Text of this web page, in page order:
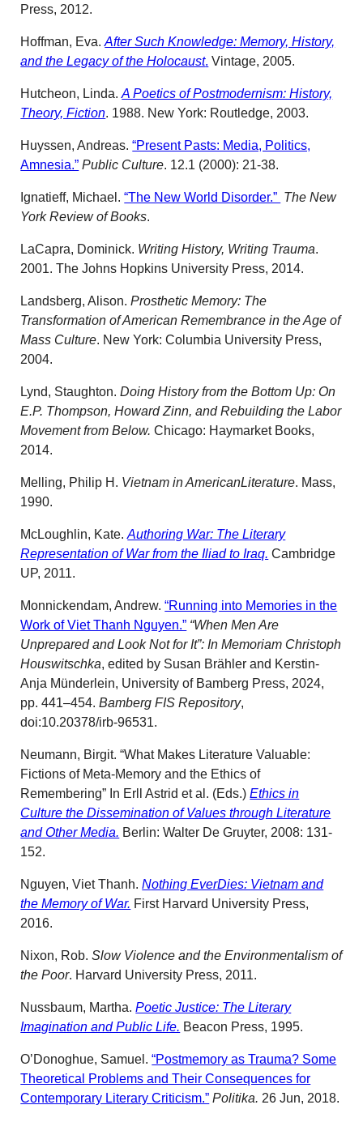
Press, 2012.
Hoffman, Eva.After Such Knowledge: Memory, History,
and the Legacy of the Holocaust. Vintage, 2005.
Hutcheon, Linda.A Poetics of Postmodernism: History,
Theory, Fiction. 1988. New York: Routledge, 2003.
Huyssen, Andreas.“Present Pasts: Media, Politics,
Amnesia.” Public Culture. 12.1 (2000): 21-38.
Ignatieff, Michael.“The New World Disorder.” The New
York Review of Books.
LaCapra, Dominick. Writing History, Writing Trauma.
2001. The Johns Hopkins University Press, 2014.
Landsberg, Alison.Prosthetic Memory: The
Transformation of American Remembrance in the Age of
Mass Culture. New York: Columbia University Press,
2004.
Lynd, Staughton.Doing History from the Bottom Up: On
E.P. Thompson, Howard Zinn, and Rebuilding the Labor
Movement from Below. Chicago: Haymarket Books,
2014.
Melling, Philip H. Vietnam in AmericanLiterature. Mass,
1990.
McLoughlin, Kate.Authoring War: The Literary
Representation of War from the Iliad to Iraq. Cambridge
UP, 2011.
Monnickendam, Andrew.“Running into Memories in the
Work of Viet Thanh Nguyen.” “When Men Are
Unprepared and Look Not for It”: In Memoriam Christoph
Houswitschka, edited by Susan Brähler and Kerstin-
Anja Münderlein, University of Bamberg Press, 2024,
pp. 441–454.Bamberg FIS Repository,
doi:10.20378/irb-96531.
Neumann, Birgit. “What Makes Literature Valuable:
Fictions of Meta-Memory and the Ethics of
Remembering” In Erll Astrid et al. (Eds.)Ethics in
Culture the Dissemination of Values through Literature
and Other Media. Berlin: Walter De Gruyter, 2008: 131-
152.
Nguyen, Viet Thanh.Nothing EverDies: Vietnam and
the Memory of War. First Harvard University Press,
2016.
Nixon, Rob.Slow Violence and the Environmentalism of
the Poor. Harvard University Press, 2011.
Nussbaum, Martha.Poetic Justice: The Literary
Imagination and Public Life. Beacon Press, 1995.
O’Donoghue, Samuel.“Postmemory as Trauma? Some
Theoretical Problems and Their Consequences for
Contemporary Literary Criticism.” Politika. 26 Jun, 2018.